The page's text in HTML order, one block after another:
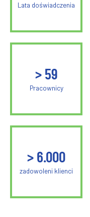
Lata doświadczenia
> 60
Pracownicy
> 6.000
zadowoleni klienci